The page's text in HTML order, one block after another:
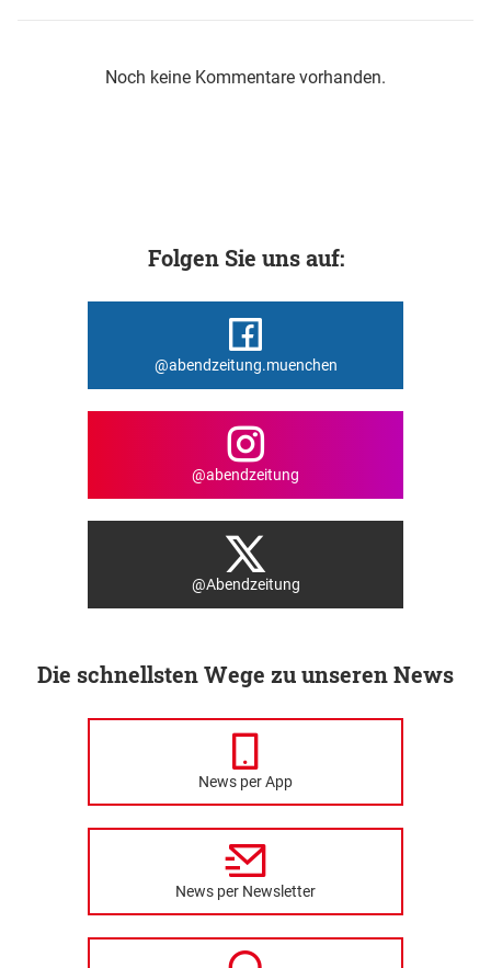
Noch keine Kommentare vorhanden.
Folgen Sie uns auf:
@abendzeitung.muenchen
@abendzeitung
@Abendzeitung
Die schnellsten Wege zu unseren News
News per App
News per Newsletter